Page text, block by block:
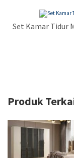
Set Kamar Tidur
Produk